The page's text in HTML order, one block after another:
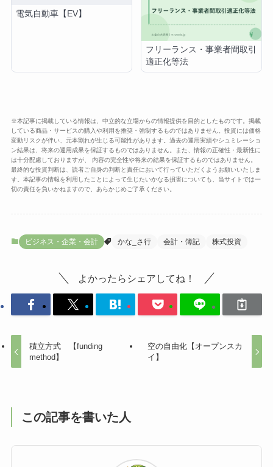
電気自動車【EV】
フリーランス・事業者間取引
適正化等法
※本記事に掲載している情報は、中立的な立場からの情報提供を目的としたものです。掲載
している商品・サービスの購入や利用を推奨・強制するものではありません。投資には価格
変動リスクが伴い、元本割れが生じる可能性があります。過去の運用実績やシュミレーショ
ン結果は、将来の運用成果を保証するものではありません。また、情報の正確性・最新性に
は十分配慮しておりますが、 内容の完全性や将来の結果を保証するものではありません。
最終的な投資判断は、読者ご自身の判断と責任において行っていただくようお願いいたしま
す。本記事の情報を利用したことによって生じたいかなる損害についても、当サイトでは一
切の責任を負いかねますので、あらかじめご了承ください。
ビジネス・企業・会計 かな_さ行 会計・簿記 株式投資
よかったらシェアしてね！
積立方式 【funding
method】
空の自由化【オープンスカ
イ】
この記事を書いた人